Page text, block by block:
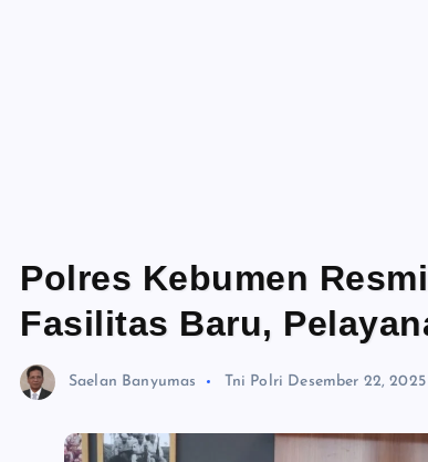
Polres Kebumen
Fasilitas Baru,
Saelan Banyumas Tni Polri Desember 22, 2025